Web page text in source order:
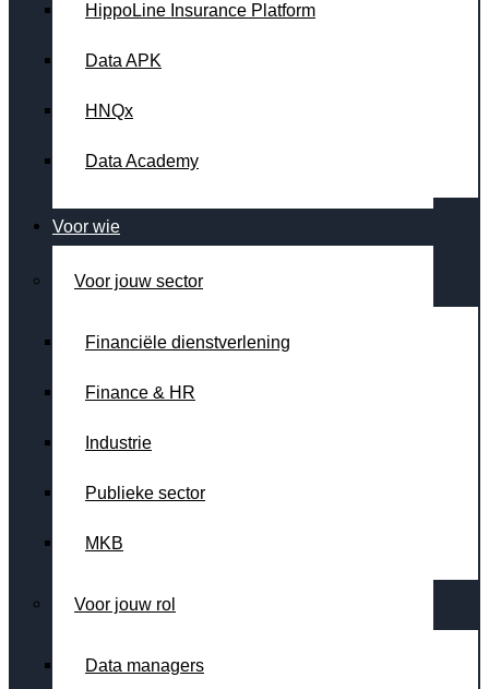
HippoLine Insurance Platform
Data APK
HNQx
Data Academy
Voor wie
Voor jouw sector
Financiële dienstverlening
Finance & HR
Industrie
Publieke sector
MKB
Voor jouw rol
Data managers